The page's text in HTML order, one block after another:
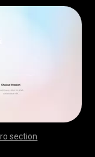
section
,,,,,,,,,,,
,,,,,,,,,,,